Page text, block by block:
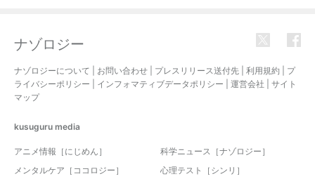
ナゾロジー
ナゾロジーについて お問い合わせ プレスリリース送付先 利用規約
プ
ライバシーポリシー
インフォマティブデータポリシー 運営会社
サイト
マップ
kusuguru media
アニメ情報［にじめん］
科学ニュース［ナゾロジー］
メンタルケア［ココロジー］
心理テスト［シンリ］